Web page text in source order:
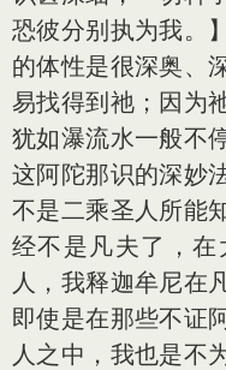
恐彼分别执为我。
的体性是很深奥、
易找得到祂；因为
犹如瀑流水一般不
这阿陀那识的深妙
不是二乘圣人所能
经不是凡夫了，
人，我释迦牟尼在
即使是在那些不证
人之中，我也是不